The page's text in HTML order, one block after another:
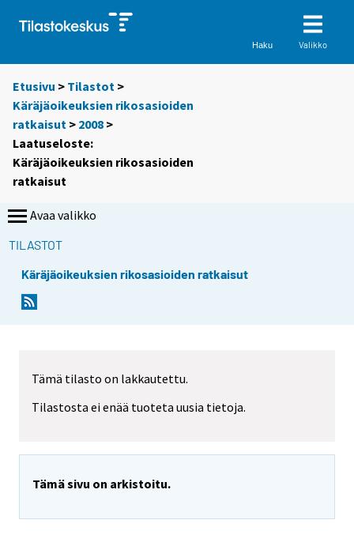
Haku Valikko
Etusivu > Tilastot >
Käräjäoikeuksien rikosasioiden
ratkaisut > 2008 >
Laatuseloste:
Käräjäoikeuksien rikosasioiden
ratkaisut
Avaa valikko
TILASTOT
Käräjäoikeuksien rikosasioiden ratkaisut
Tämä tilasto on lakkautettu.
Tilastosta ei enää tuoteta uusia tietoja.
Tämä sivu on arkistoitu.